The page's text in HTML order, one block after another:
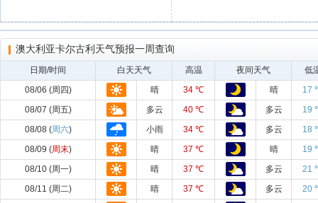
澳大利亚卡尔古利天气预报一周查询
日期/时间 白天天气 高温 夜间天气
低
08/06 (周四)
晴 34 ℃ 晴
17
08/07 (周五)
多云 40 ℃ 多云
19
08/08 (周六) 小雨 34 ℃ 多云
18
08/09 (周末) 晴 37 ℃ 晴
19
08/10 (周一)
晴 37 ℃ 多云
21
08/11 (周二)
晴 37 ℃ 多云
20